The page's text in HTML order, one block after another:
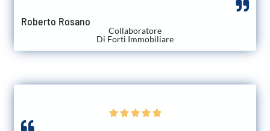
Roberto Rosano
Collaboratore
Di Forti Immobiliare
    